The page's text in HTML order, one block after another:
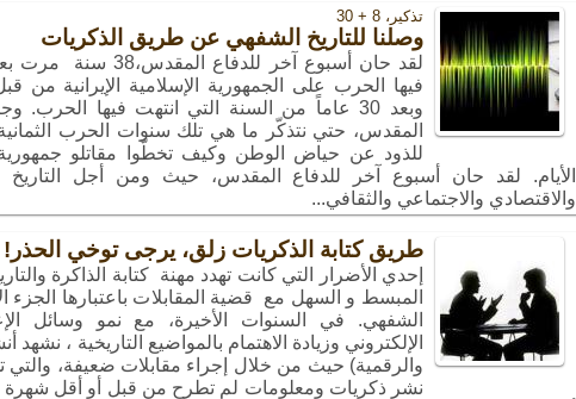
تذکیر، 8 + 30
وصلنا للتاريخ الشفهي عن طريق الذكريات
لقد حان أسبوع آخر
فيها الحرب على الجمهورية الإسلامية الإيرانية
وبعد 30 عاماً من السنة التي انتهت فيها الحرب.
المقدس، حتي نتذكّر ما هي تلك سنوات الحرب
للذود عن حياض الوطن وكيف تخطّوا مقاتلو جمهورية
الأيام. لقد حان أسبوع آخر للدفاع المقدس، حيث ومن أجل
والاقتصادي والاجتماعي والثقافي...
طريق كتابة الذكريات زلق، يرجى توخي الحذر!
إحدي الأضرار التي كانت تهدد مهنة كتابة الذاكرة
المبسط و السهل مع قضية المقابلات باعتبارها الجزء
الشفهي. في السنوات الأخيرة، مع نمو وسائل
الإلكتروني وزيادة الاهتمام بالمواضيع التاريخية ، نشهد
والرقمية) حيث من خلال إجراء مقابلات ضعيفة، والتي
نشر ذكريات ومعلومات لم تطرح من قبل أو أقل شهرة